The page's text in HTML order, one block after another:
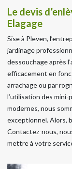
Le devis
Elagage
Sise à Pleven,
jardinage
dessouchage après
efficacement en
arrachage ou par
l’utilisation des
modernes, nous
exceptionnel. Alors,
Contactez-nous,
mettre à votre